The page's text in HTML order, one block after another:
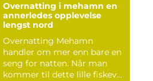
Overnatting i mehamn en
annerledes opplevelse
lengst nord
Overnatting Mehamn
handler om mer enn bare en
seng for natten. Når man
kommer til dette lille fiskev...